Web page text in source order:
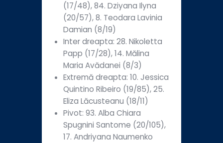
(17/48), 84. Dziyana Ilyna
(20/57), 8. Teodara Lavinia
Damian (8/19)
Inter dreapta: 28. Nikoletta
Papp (17/28), 14. Mălina
Maria Avădanei (8/3)
Extremă dreapta: 10. Jessica
Quintino Ribeiro (19/85), 25.
Eliza Lăcusteanu (18/11)
Pivot: 93. Alba Chiara
Spugnini Santome (20/105),
17. Andriyana Naumenko